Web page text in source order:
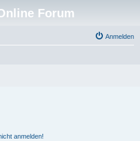
Forum
Anmelden
anmelden!